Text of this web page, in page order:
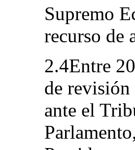
Supremo
recurso de
2.4Entre
de revisión
ante el